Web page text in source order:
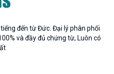
đến từ Đức. Đại lý phân phối
và đầy đủ chứng từ, Luôn có